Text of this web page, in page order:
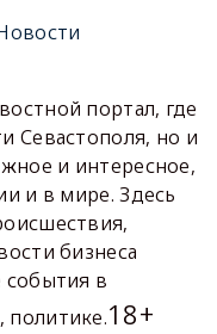
портал, где
Севастополя, но и
и интересное,
и в мире. Здесь
бизнеса
в
политике.18+